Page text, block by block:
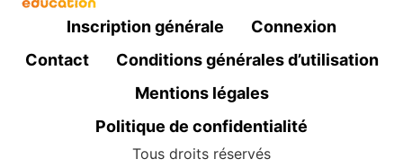
Inscription générale
Connexion
Contact
Conditions générales d’utilisation
Mentions légales
Politique de confidentialité
Tous droits réservés